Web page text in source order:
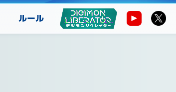
ルール